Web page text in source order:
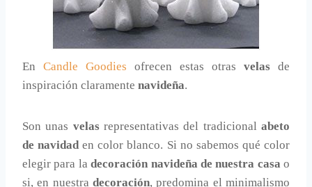
En Candle Goodies ofrecen estas otras velas de
inspiración claramente navideña.
Son unas velasrepresentativas del tradicionalabeto
de navidaden color blanco. Si no sabemos qué color
elegir para ladecoración navideña de nuestra casa o
si, en nuestra decoración, predomina el minimalismo